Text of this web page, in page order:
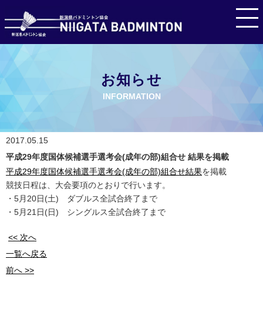
お知らせ
INFORMATION
2017.05.15
平成29年度国体候補選手選考会(成年の部)組合せ 結果を掲載
平成29年度国体候補選手選考会(成年の部)組合せ結果を掲載
競技日程は、大会要項のとおりで行います。
・5月20日(土) ダブルス全試合終了まで
・5月21日(日) シングルス全試合終了まで
<< 次へ
一覧へ戻る
前へ >>